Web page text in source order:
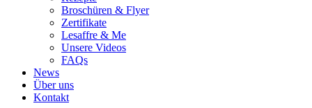
Broschüren & Flyer
Zertifikate
Lesaffre & Me
Unsere Videos
FAQs
News
Über uns
Kontakt